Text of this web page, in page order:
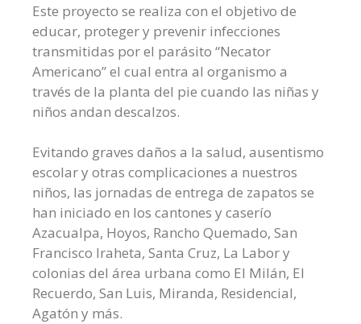
Este proyecto se realiza con el objetivo de
educar, proteger y prevenir infecciones
transmitidas por el parásito “Necator
Americano” el cual entra al organismo a
través de la planta del pie cuando las niñas y
niños andan descalzos.
Evitando graves daños a la salud, ausentismo
escolar y otras complicaciones a nuestros
niños, las jornadas de entrega de zapatos se
han iniciado en los cantones y caserío
Azacualpa, Hoyos, Rancho Quemado, San
Francisco Iraheta, Santa Cruz, La Labor y
colonias del área urbana como El Milán, El
Recuerdo, San Luis, Miranda, Residencial,
Agatón y más.